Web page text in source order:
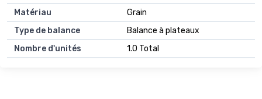
Matériau
Grain
Type de balance
Balance à plateaux
Nombre d'unités
1.0 Total